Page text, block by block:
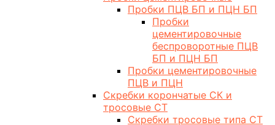
Пробки ПЦВ БП и ПЦН БП
Пробки
цементировочные
беспроворотные ПЦВ
БП и ПЦН БП
Пробки цементировочные
ПЦВ и ПЦН
Скребки корончатые СК и
тросовые СТ
Скребки тросовые типа СТ